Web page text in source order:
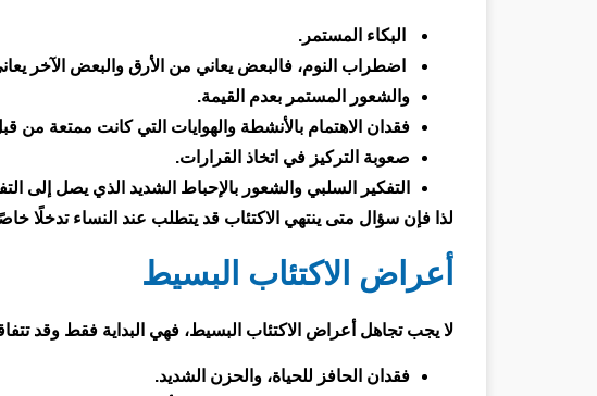
البكاء المستمر.
اضطراب النوم، فالبعض يعاني من الأرق والبعض الآخر
والشعور المستمر بعدم القيمة.
فقدان الاهتمام بالأنشطة والهوايات التي كانت ممتعة من
صعوبة التركيز في اتخاذ القرارات.
التفكير السلبي والشعور بالإحباط الشديد الذي يصل إلى
لذا فإن سؤال متى ينتهي الاكتئاب قد يتطلب عند النساء تدخلًا
أعراض الاكتئاب البسيط
لا يجب تجاهل أعراض الاكتئاب البسيط، فهي البداية فقط وقد
فقدان الحافز للحياة، والحزن الشديد.